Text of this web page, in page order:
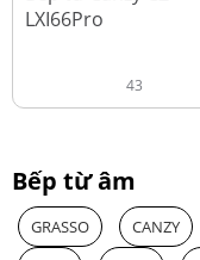
LXI66Pro
43
Bếp từ âm
GRASSO CANZY